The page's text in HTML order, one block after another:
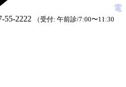
電
55-2222
（受付: 午前診/7:00〜11:30